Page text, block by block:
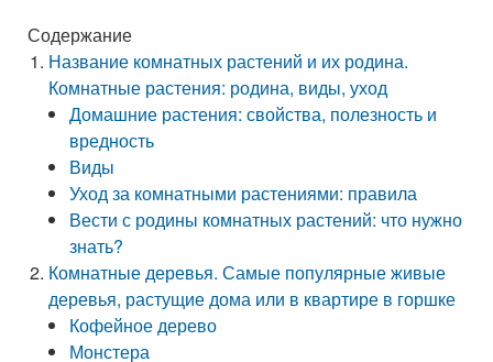
Содержание
Название комнатных растений и их родина.
Комнатные растения: родина, виды, уход
Домашние растения: свойства, полезность и
вредность
Виды
Уход за комнатными растениями: правила
Вести с родины комнатных растений: что нужно
знать?
Комнатные деревья. Самые популярные живые
деревья, растущие дома или в квартире в горшке
Кофейное дерево
Монстера